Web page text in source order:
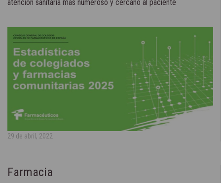
atención sanitaria más numeroso y cercano al paciente
29 de abril, 2022
Farmacia